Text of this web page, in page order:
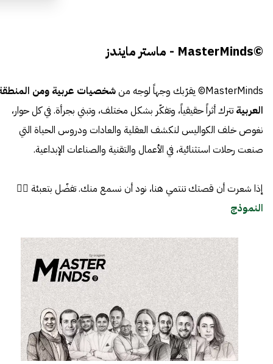
©MasterMinds - ماستر مايندز
MasterMinds© يقرّبك وجهاً لوجه من
شخصيات عربية ومن
العربية تترك أثراً حقيقياً، وتفكّر بشكل مختلف، وتبني بجرأة. في كل حوار،
نغوص خلف الكواليس لنكشف العقلية والعادات ودروس الحياة التي
صنعت رحلات استثنائية، في الأعمال والتقنية والصناعات الإبداعية.
إذا شعرت أن قصتك تنتمي هنا، نود أن نسمع منك. تفضّل بتعبئة 👈🏼
النموذج